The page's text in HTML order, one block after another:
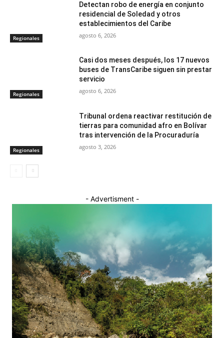
Regionales
Detectan robo de energía en conjunto
residencial de Soledad y otros
establecimientos del Caribe
agosto 6, 2026
Regionales
Casi dos meses después, los 17 nuevos
buses de TransCaribe siguen sin prestar
servicio
agosto 6, 2026
Regionales
Tribunal ordena reactivar restitución de
tierras para comunidad afro en Bolívar
tras intervención de la Procuraduría
agosto 3, 2026
- Advertisment -